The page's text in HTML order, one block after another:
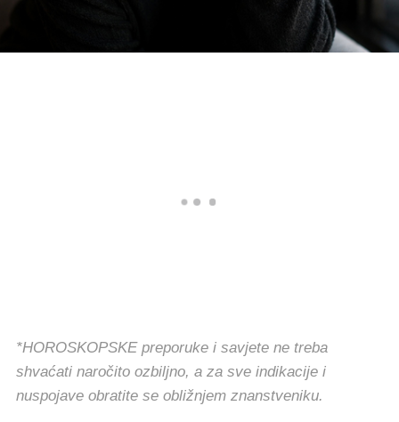
*HOROSKOPSKE preporuke i savjete ne treba
shvaćati naročito ozbiljno, a za sve indikacije i
nuspojave obratite se obližnjem znanstveniku.